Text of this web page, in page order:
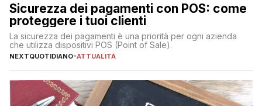
Sicurezza dei pagamenti con POS: come
proteggere i tuoi clienti
La sicurezza dei pagamenti è una priorità per ogni azienda
che utilizza dispositivi POS (Point of Sale).
NEXTQUOTIDIANO-ATTUALITÀ